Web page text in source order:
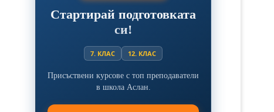
Стартирай подготовката
си!
7. КЛАС 12. КЛАС
Присъствени курсове с топ преподаватели
в школа Аслан.